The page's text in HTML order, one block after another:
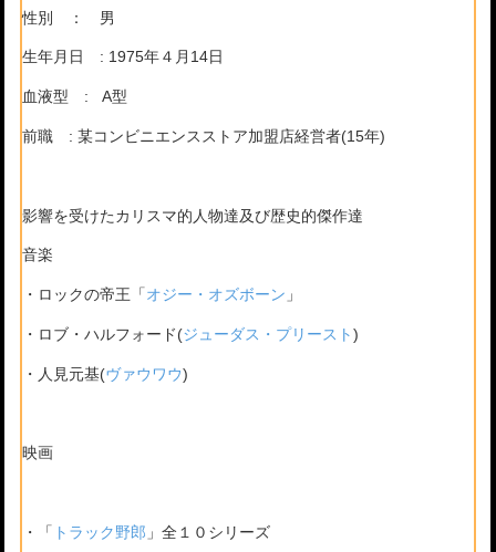
性別 ： 男
生年月日 : 1975年４月14日
血液型 : A型
前職 : 某コンビニエンスストア加盟店経営者(15年)
影響を受けたカリスマ的人物達及び歴史的傑作達
音楽
・ロックの帝王「 オジー・オズボーン 」
・ロブ・ハルフォード(ジューダス・プリースト )
・人見元基(ヴァウワウ)
映画
・「 トラック野郎 」全１０シリーズ